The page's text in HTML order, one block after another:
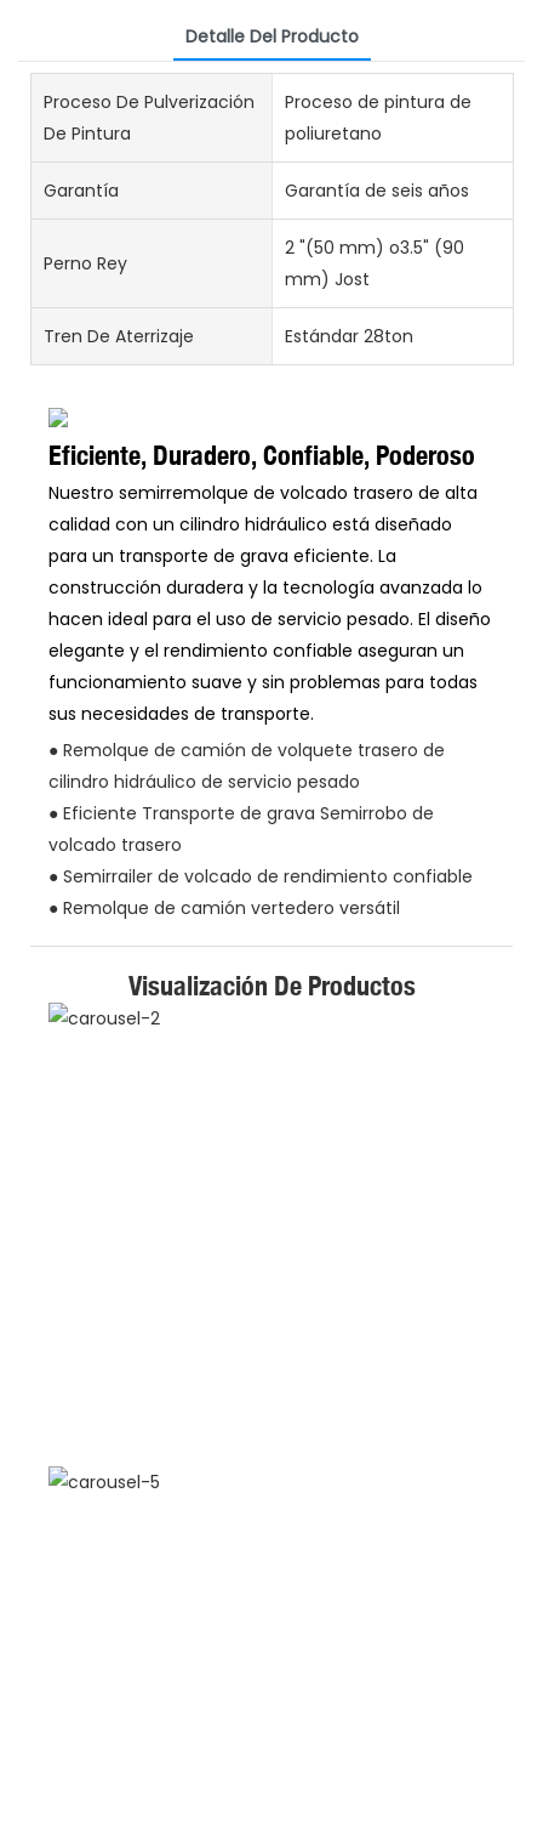
Detalle Del Producto
Proceso De Pulverización
De Pintura
Proceso de pintura de
poliuretano
Garantía Garantía de seis años
Perno Rey
2 "(50 mm) o3.5" (90
mm) Jost
Tren De Aterrizaje Estándar 28ton
Eficiente, Duradero, Confiable, Poderoso
Nuestro semirremolque de volcado trasero de alta
calidad con un cilindro hidráulico está diseñado
para un transporte de grava eficiente. La
construcción duradera y la tecnología avanzada lo
hacen ideal para el uso de servicio pesado. El diseño
elegante y el rendimiento confiable aseguran un
funcionamiento suave y sin problemas para todas
sus necesidades de transporte.
● Remolque de camión de volquete trasero de
cilindro hidráulico de servicio pesado
● Eficiente Transporte de grava Semirrobo de
volcado trasero
● Semirrailer de volcado de rendimiento confiable
● Remolque de camión vertedero versátil
Visualización De Productos